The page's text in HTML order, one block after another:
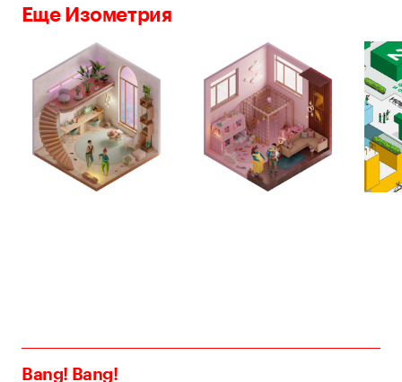
Еще Изометрия
Bang! Bang!